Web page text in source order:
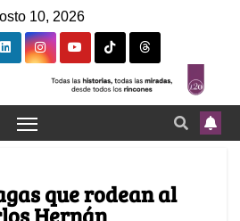
10, 2026
que rodean al